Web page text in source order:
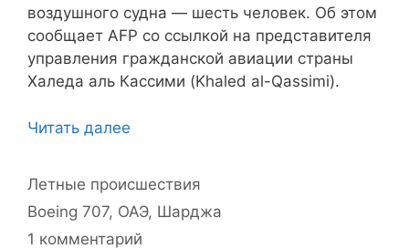
воздушного судна — шесть человек. Об этом
сообщает AFP со ссылкой на представителя
управления гражданской авиации страны
Халеда аль Кассими (Khaled al-Qassimi).
Читать далее
Рубрики
Летные происшествия
Метки
Boeing 707, ОАЭ, Шарджа
1 комментарий